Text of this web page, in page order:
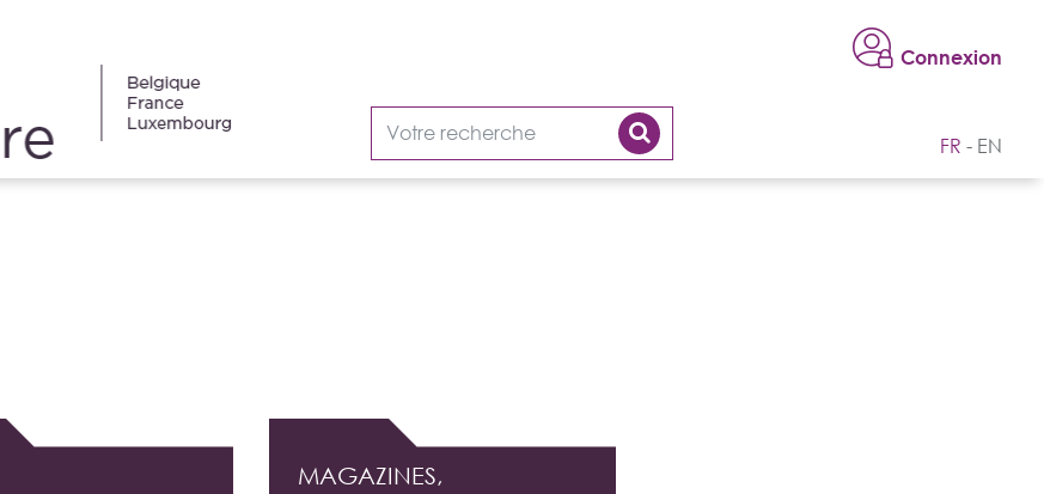
Connexion
FR EN
MAGAZINES,